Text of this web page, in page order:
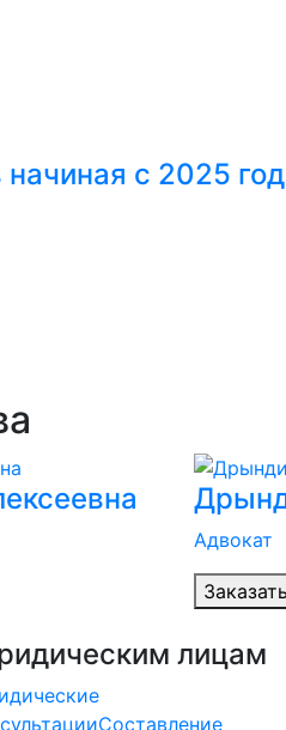
с 2025
Адвокат
лицам
Составление